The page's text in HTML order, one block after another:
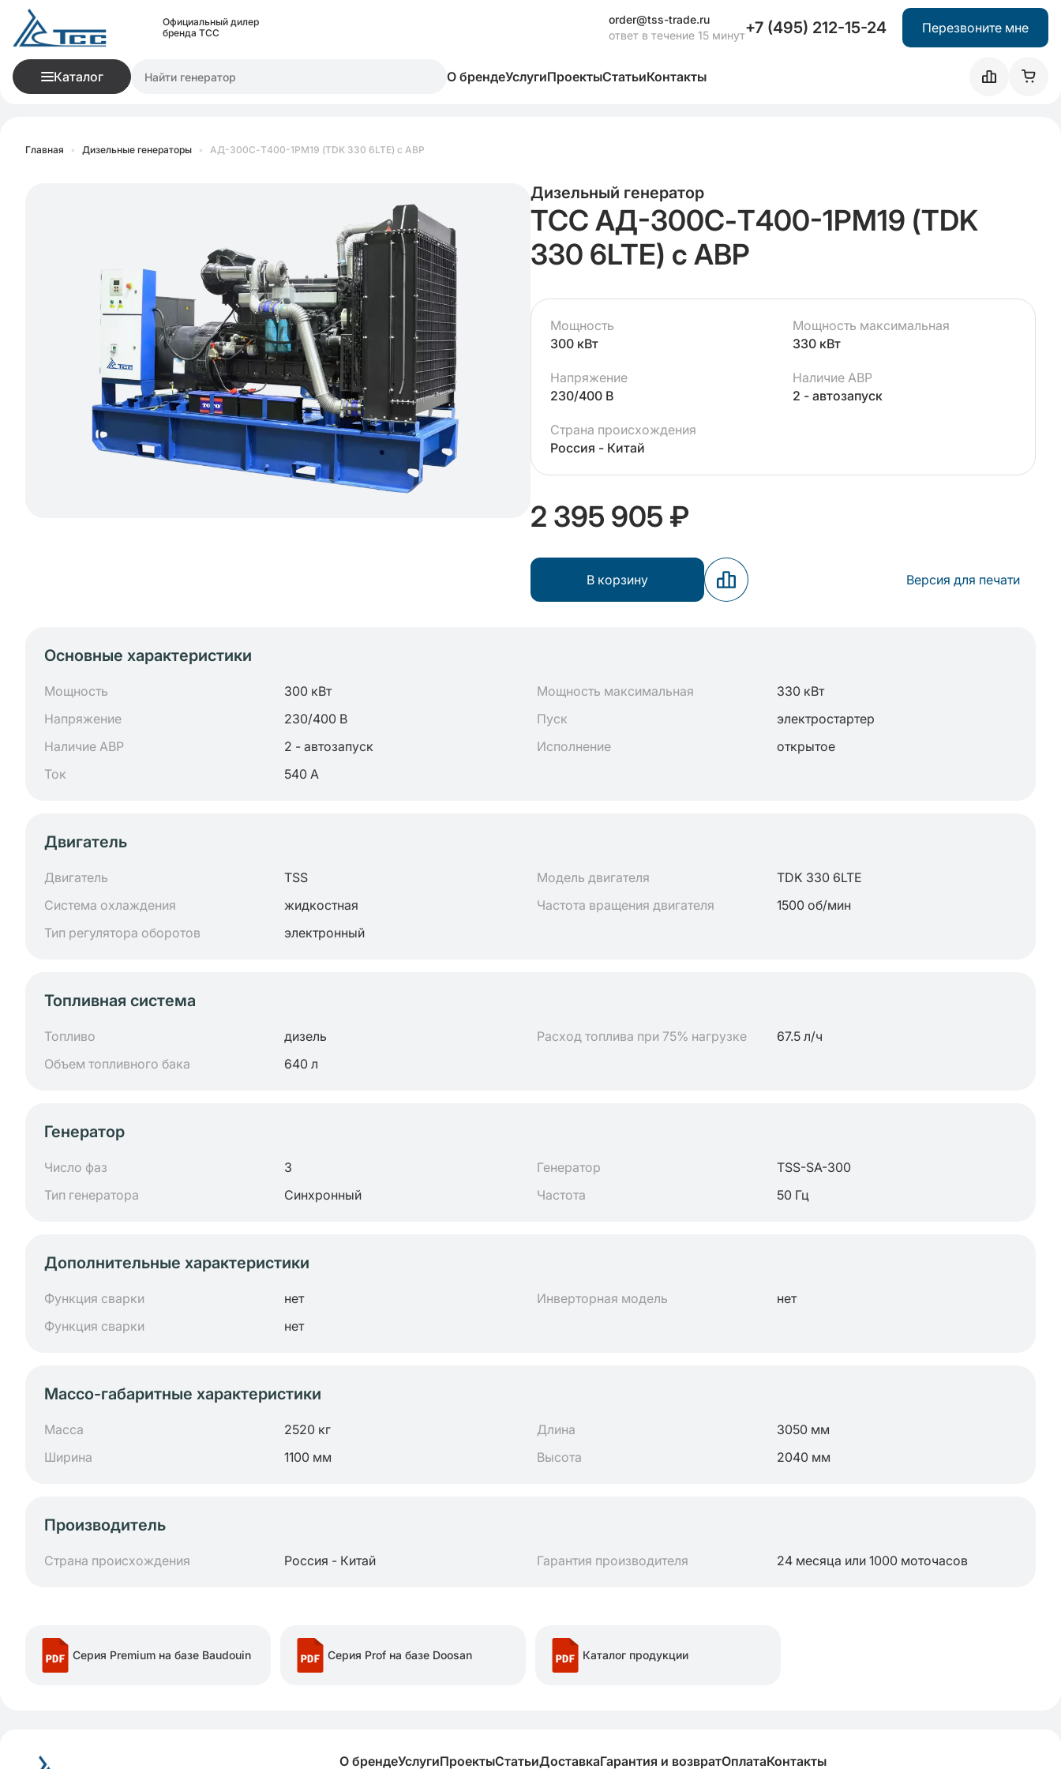
Официальный дилер
бренда ТСС
order@tss-trade.ru
ответ в течение 15 минут+7 (495) 212-15-24 Перезвоните мне
Каталог О брендеУслугиПроектыСтатьиКонтакты
Главная • Дизельные генераторы • АД-300С-Т400-1РМ19 (TDK 330 6LTE) с АВР
Дизельный генератор
ТСС АД-300С-Т400-1РМ19 (TDK
330 6LTE) с АВР
Мощность
300 кВт
Мощность максимальная
330 кВт
Напряжение
230/400 В
Наличие АВР
2 - автозапуск
Страна происхождения
Россия - Китай
2 395 905 ₽
В корзину Версия для печати
Основные характеристики
Мощность 300 кВт Мощность максимальная
330 кВт
Напряжение
230/400 В Пуск
электростартер
Наличие АВР
2 - автозапуск Исполнение
открытое
Ток
540 А
Двигатель
Двигатель TSS Модель двигателя
TDK 330 6LTE
Система охлаждения
жидкостная Частота вращения двигателя
1500 об/мин
Тип регулятора оборотов
электронный
Топливная система
Топливо дизель Расход топлива при 75% нагрузке
67.5 л/ч
Объем топливного бака
640 л
Генератор
Число фаз 3 Генератор
TSS-SA-300
Тип генератора
Синхронный Частота 50 Гц
Дополнительные характеристики
Функция сварки нет Инверторная модель
нет
Функция сварки
нет
Массо-габаритные характеристики
Масса 2520 кг Длина
3050 мм
Ширина
1100 мм Высота 2040 мм
Производитель
Страна происхождения Россия - Китай Гарантия производителя 24 месяца или 1000 моточасов
Серия Premium на базе Baudouin Серия Prof на базе Doosan Каталог продукции
О брендеУслугиПроектыСтатьиДоставкаГарантия и возвратОплатаКонтакты